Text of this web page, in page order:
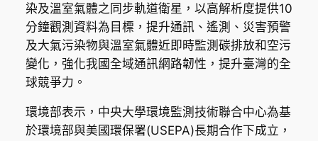
染及溫室氣體之同步軌道衛星，以高解析度提供10
分鐘觀測資料為目標，提升通訊、遙測、災害預警
及大氣污染物與溫室氣體近即時監測碳排放和空污
變化，強化我國全域通訊網路韌性，提升臺灣的全
球競爭力。
環境部表示，中央大學環境監測技術聯合中心為基
於環境部與美國環保署(USEPA)長期合作下成立，